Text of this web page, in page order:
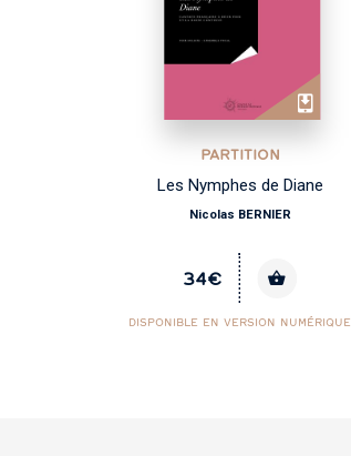
PARTITION
Les Nymphes de Diane
Nicolas BERNIER
34€
DISPONIBLE EN VERSION NUMÉRIQUE